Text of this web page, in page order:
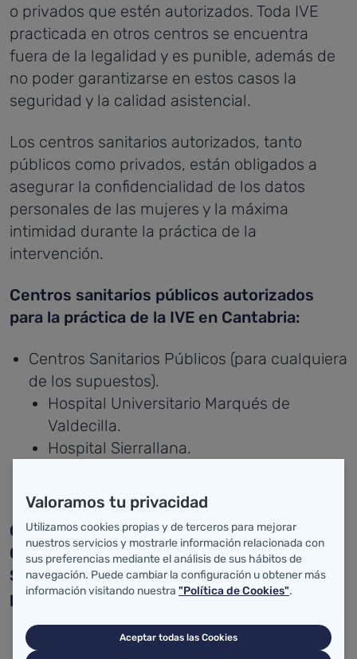
o privados que estén autorizados. Toda IVE
practicada en otros centros se encuentra
fuera de la legalidad y es punible, además de
no poder garantizarse en estos casos la
seguridad y la calidad asistencial.
Los centros sanitarios autorizados, tanto
públicos como privados, están obligados a
asegurar la confidencialidad de los datos
personales de las mujeres y la máxima
intimidad durante la práctica de la
intervención.
Centros sanitarios públicos autorizados
para la práctica de la IVE en Cantabria:
Centros Sanitarios Públicos (para cualquiera
de los supuestos).
Hospital Universitario Marqués de
Valdecilla.
Hospital Sierrallana.
Centros privados autorizados de otras
Comunidades Autónomas con los que el
Servicio Cántabro de Salud tiene acuerdos
para realizar la IVE:
Clínica Ginemédica (Valladolid) (hasta las 22
Valoramos tu privacidad
Utilizamos cookies propias y de terceros para mejorar
nuestros servicios y mostrarle información relacionada con
sus preferencias mediante el análisis de sus hábitos de
navegación. Puede cambiar la configuración u obtener más
información visitando nuestra "Política de Cookies".
Aceptar todas las Cookies